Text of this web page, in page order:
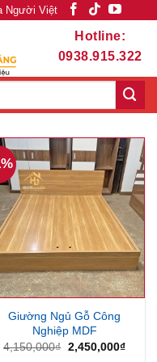
Người Việt
Hotline:
0938.915.322
Giường Ngủ Gỗ Công
Nghiệp MDF
4,150,000₫ Giá
2,450,000₫Giá